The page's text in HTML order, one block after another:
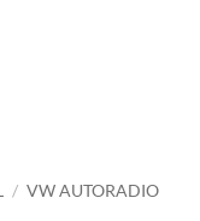
/ VW AUTORADIO